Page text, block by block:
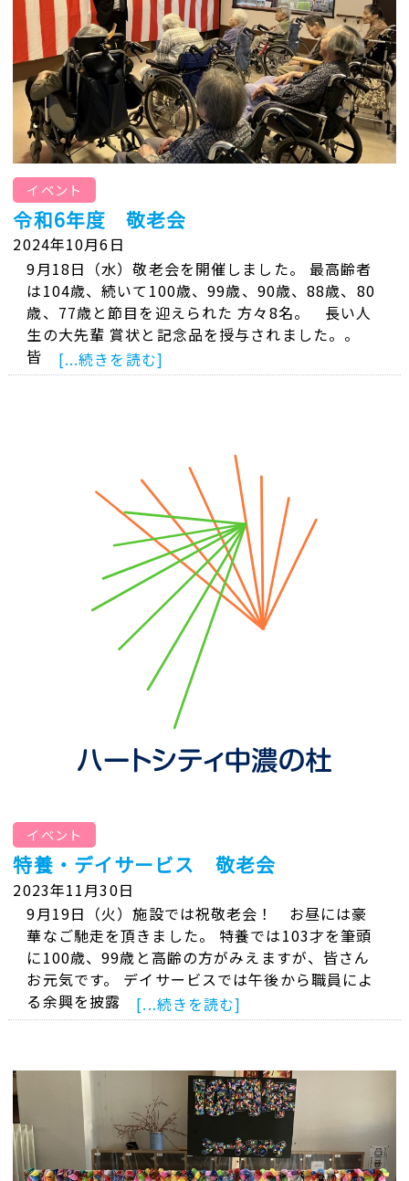
イベント
令和6年度 敬老会
2024年10月6日
9月18日（水）敬老会を開催しました。 最高齢者
は104歳、続いて100歳、99歳、90歳、88歳、80
歳、77歳と節目を迎えられた 方々8名。 長い人
生の大先輩 賞状と記念品を授与されました。。
皆 [...続きを読む]
イベント
特養・デイサービス 敬老会
2023年11月30日
9月19日（火）施設では祝敬老会！ お昼には豪
華なご馳走を頂きました。 特養では103才を筆頭
に100歳、99歳と高齢の方がみえますが、皆さん
お元気です。 デイサービスでは午後から職員によ
る余興を披露 [...続きを読む]